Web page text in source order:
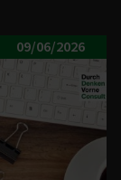
09/06/2026